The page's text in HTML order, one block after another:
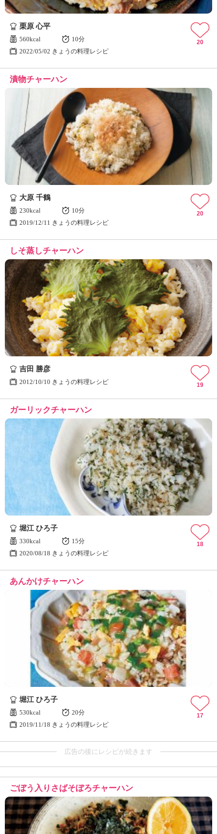
栗原 心平
560kcal
10分
2022/05/02 きょうの料理レシピ
20
漬物チャーハン
大原 千鶴
230kcal
10分
2019/12/11 きょうの料理レシピ
20
しそ蒸しチャーハン
吉田 勝彦
2012/10/10 きょうの料理レシピ 19
ガーリックチャーハン
堀江 ひろ子
330kcal
15分
2020/08/18 きょうの料理レシピ
18
あんかけチャーハン
堀江 ひろ子
530kcal
20分
2019/11/18 きょうの料理レシピ
17
広告の後にレシピが続きます
ごぼう入りさばそぼろチャーハン